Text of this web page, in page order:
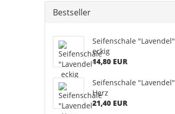
Bestseller
Seifenschale "Lavendel"
eckig
14,80 EUR
Seifenschale "Lavendel"
Herz
21,40 EUR